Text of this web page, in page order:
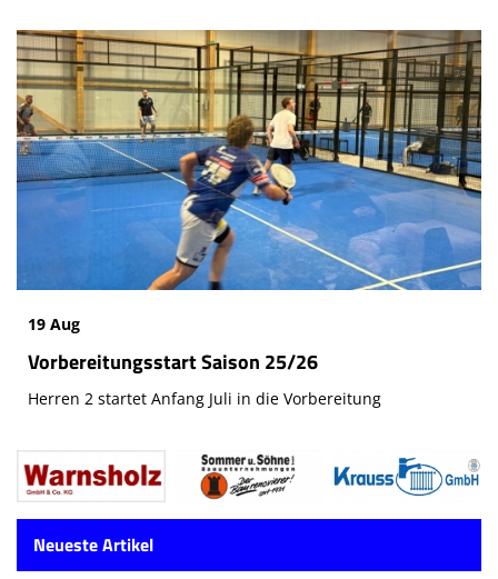
19 Aug
Vorbereitungsstart Saison 25/26
Herren 2 startet Anfang Juli in die Vorbereitung
Neueste Artikel